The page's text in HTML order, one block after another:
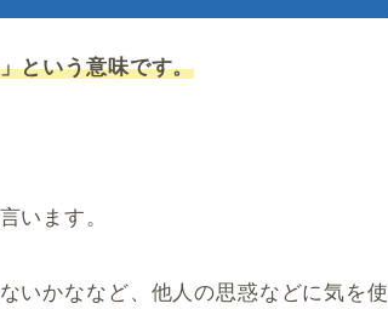
という意味です。
います。
いかななど、他人の思惑などに気を使